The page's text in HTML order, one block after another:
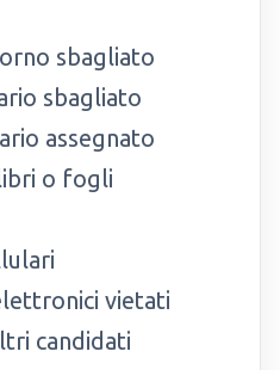
sbagliato
sbagliato
assegnato
o fogli
vietati
candidati